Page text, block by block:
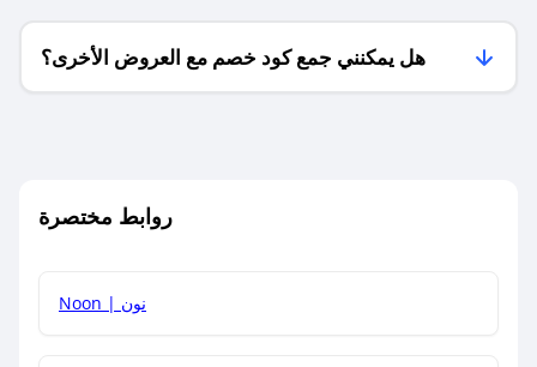
هل يمكنني جمع كود خصم مع العروض الأخرى؟
روابط مختصرة
Noon | نون